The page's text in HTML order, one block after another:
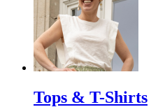
Tops & T-Shirts